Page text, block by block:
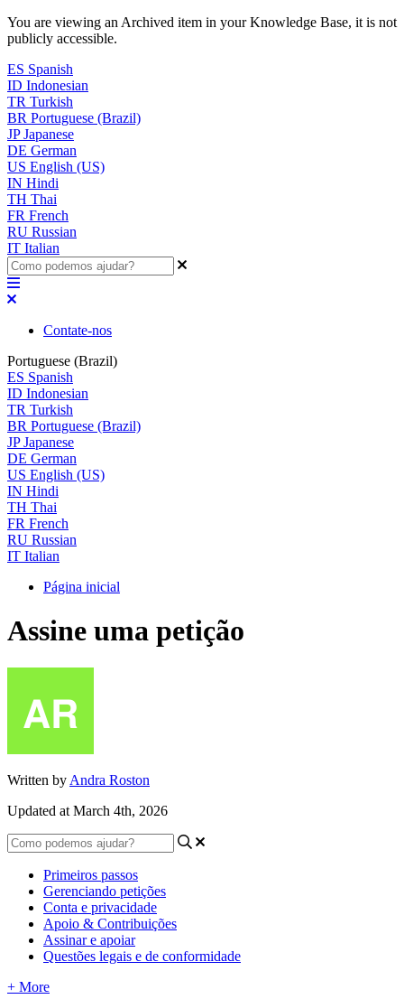
You are viewing an Archived item in your Knowledge Base, it is not
publicly accessible.
ES Spanish
ID Indonesian
TR Turkish
BR Portuguese (Brazil)
JP Japanese
DE German
US English (US)
IN Hindi
TH Thai
FR French
RU Russian
IT Italian
Contate-nos
Portuguese (Brazil)
ES Spanish
ID Indonesian
TR Turkish
BR Portuguese (Brazil)
JP Japanese
DE German
US English (US)
IN Hindi
TH Thai
FR French
RU Russian
IT Italian
Página inicial
Assine uma petição
Written by Andra Roston
Updated at March 4th, 2026
Primeiros passos
Gerenciando petições
Conta e privacidade
Apoio & Contribuições
Assinar e apoiar
Questões legais e de conformidade
+ More